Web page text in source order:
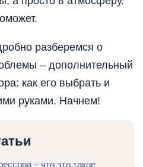
разберемся о
– дополнительный
как его выбрать и
руками. Начнем!
– что это такое